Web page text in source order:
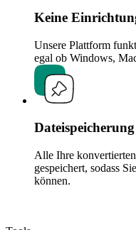
Keine
Unsere Plattform
egal ob Windows,
Dateispeicherung
Alle Ihre
gespeichert, sodass
können.